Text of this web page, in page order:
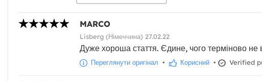
MARCO
Lisberg (Німеччина) 27.02.22
Дуже хороша стаття. Єдине, чого терміново не
Переглянути оригінал • Корисний • Verified